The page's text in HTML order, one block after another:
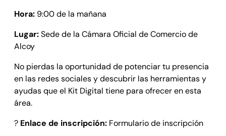
Hora: 9:00 de la mañana
Lugar:Sede de la Cámara Oficial de Comercio de
Alcoy
No pierdas la oportunidad de potenciar tu presencia
en las redes sociales y descubrir las herramientas y
ayudas que el Kit Digital tiene para ofrecer en esta
área.
? Enlace de inscripción: Formulario de inscripción